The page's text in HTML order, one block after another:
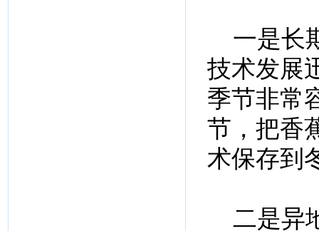
一是长
技术发展
季节非常
节，把香
术保存到
二是异